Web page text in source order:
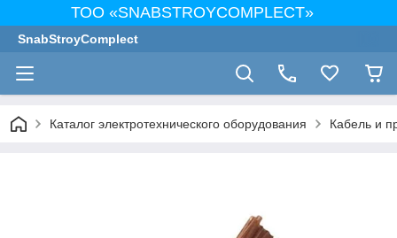
ТОО «SNABSTROYCOMPLECT»
SnabStroyComplect
Каталог электротехнического оборудования Кабель и